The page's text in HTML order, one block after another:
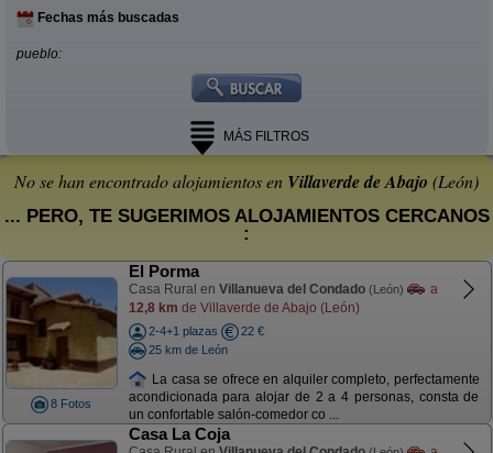
Fechas más buscadas
pueblo:
MÁS FILTROS
No se han encontrado alojamientos en Villaverde de Abajo (León)
... PERO, TE SUGERIMOS ALOJAMIENTOS CERCANOS
:
8 Fotos
El Porma
Casa Rural en Villanueva del Condado (León)
a
12,8 km de Villaverde de Abajo (León)
2-4+1 plazas
22 €
25 km de León
La casa se ofrece en alquiler completo, perfectamente
acondicionada para alojar de 2 a 4 personas, consta de
un confortable salón-comedor co ...
Casa La Coja